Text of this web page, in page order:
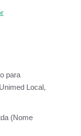
para
Unimed Local,
(Nome